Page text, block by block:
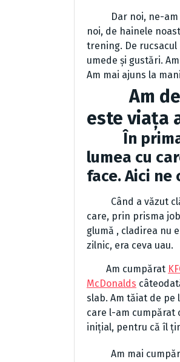
Dar noi, ne-am
noi, de hainele
trening. De rucsacul
umede și gustări.
Am mai ajuns la
Am
este viața
În prima
lumea cu
face. Aici
Când a văzut
care, prin prisma
glumă , cladirea nu
zilnic, era ceva uau.
Am cumpărat
McDonalds
slab. Am tăiat de pe
care l-am cumpărat
inițial, pentru că îl
Am mai